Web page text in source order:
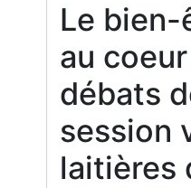
Le bien-
au
débats
session
laitières